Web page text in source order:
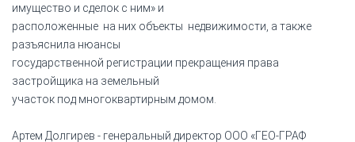
имущество и сделок с ним» и
расположенные на них объекты недвижимости, а также
разъяснила нюансы
государственной регистрации прекращения права
застройщика на земельный
участок под многоквартирным домом.
Артем Долгирев - генеральный директор ООО «ГЕО-ГРАФ